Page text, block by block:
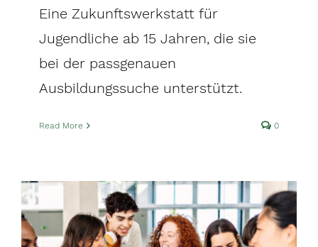
Eine Zukunftswerkstatt für
Jugendliche ab 15 Jahren, die sie
bei der passgenauen
Ausbildungssuche unterstützt.
Read More 0